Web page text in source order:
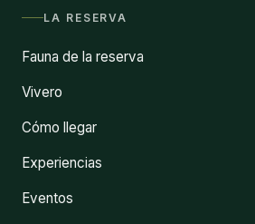
LA RESERVA
Fauna de la reserva
Vivero
Cómo llegar
Experiencias
Eventos